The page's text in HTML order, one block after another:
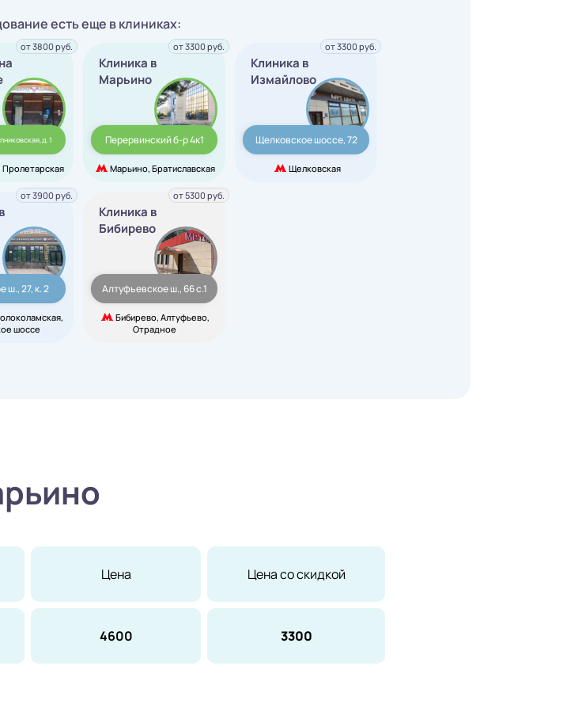
есть еще в клиниках:
1
Пролетарская
от 3800 руб.
Клиника в
Марьино
Перервинский б-р 4к1
Марьино, Братиславская
от 3300 руб.
Клиника в
Измайлово
Щелковское шоссе, 72
Щелковская
от 3300 руб.
ш., 27, к. 2
шоссе
от 3900 руб.
Клиника в
Бибирево
Алтуфьевское ш., 66 с.1
Бибирево, Алтуфьево,
Отрадное
от 5300 руб.
Цена Цена со скидкой
4600 3300